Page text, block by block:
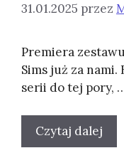
31.01.2025 przez
Premiera
Sims już za
serii do tej pory,
Czytaj dalej